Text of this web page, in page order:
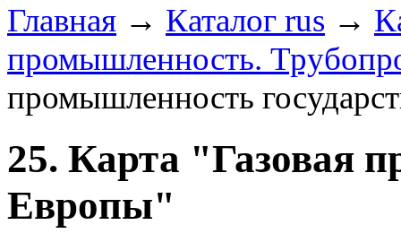
Главная → Каталог rus →
промышленность.
промышленность
25. Карта "Газовая
Европы"